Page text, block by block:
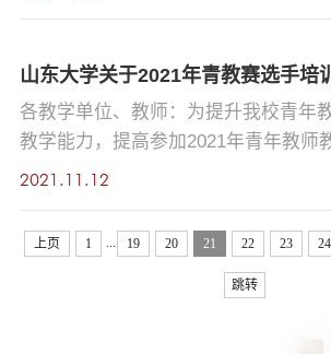
一。二、时间11月18日（周四）全天上
午14:00开始 三、地点中心校区生命南
岛校区和威海校区的老师请通过腾讯
山东大学关于2021年青教赛选手培
各教学单位、教师：为提升我校青年
教学能力，提高参加2021年青年教师
竞赛水平，发挥教学竞赛示范引领作
教赛选手培训活动。具体通知如下：
省青教赛一等奖获奖教师代表分享备
悟，并开展线上线下互动，解答参赛
2021.11.12
上页 1 19 20 21 22 23 24
跳转